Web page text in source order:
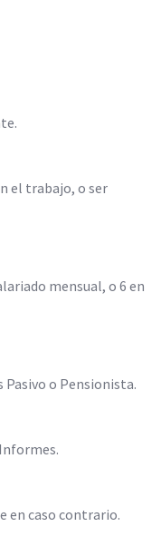
el trabajo, o ser
mensual, o 6 en
o Pensionista.
en caso contrario.